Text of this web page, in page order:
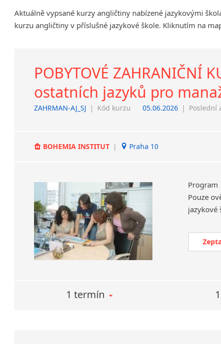
Chrudim
Děčín
Most
Prostějov
Tišnov
Aktuálně vypsané kurzy angličtiny nabízené jazykovými
kurzu angličtiny v příslušné jazykové škole. Kliknutím na
POBYTOVÉ ZAHRANIČNÍ
ostatních jazyků pro
ZAHRMAN-AJ_SJ | Kód kurzu 05.06.2026 | Poslední
BOHEMIA INSTITUT | Praha 10
Program
Pouze
1 termín